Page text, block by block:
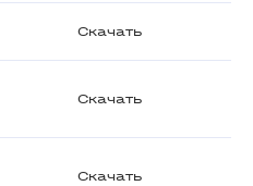
Скачать
Скачать
Скачать